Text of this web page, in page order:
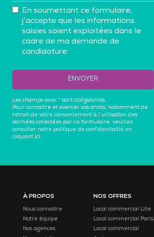
En soumettant ce formulaire,
j’accepte que les informations
saisies soient exploitées dans le
cadre de ma demande de
candidature.
ENVOYER
Les champs avec * sont obligatoires.
Pour connaître et exercer vos droits, notamment de
retrait de votre consentement à l’utilisation des
données collectées par ce formulaire, veuillez
consulter notre politique de confidentialité en
cliquant ici.
À PROPOS
Nous connaitre
Notre équipe
Nos agences
NOS OFFRES
Local commercial Lille
Local commercial Paris
Local commercial